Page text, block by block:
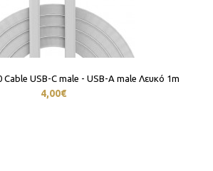
Cable USB-C male - USB-A male Λευκό 1m
4,00€